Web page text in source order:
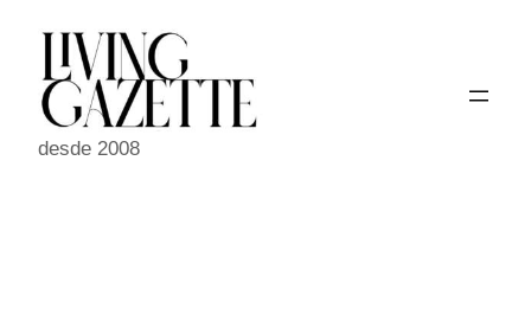
conteúdo
desde 2008